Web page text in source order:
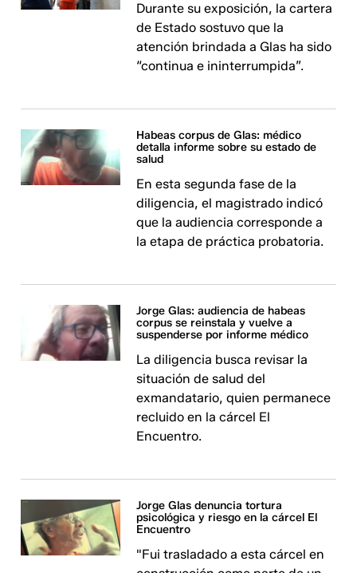
Durante su exposición, la cartera
de Estado sostuvo que la
atención brindada a Glas ha sido
“continua e ininterrumpida”.
Habeas corpus de Glas: médico
detalla informe sobre su estado de
salud
En esta segunda fase de la
diligencia, el magistrado indicó
que la audiencia corresponde a
la etapa de práctica probatoria.
Jorge Glas: audiencia de habeas
corpus se reinstala y vuelve a
suspenderse por informe médico
La diligencia busca revisar la
situación de salud del
exmandatario, quien permanece
recluido en la cárcel El
Encuentro.
Jorge Glas denuncia tortura
psicológica y riesgo en la cárcel El
Encuentro
"Fui trasladado a esta cárcel en